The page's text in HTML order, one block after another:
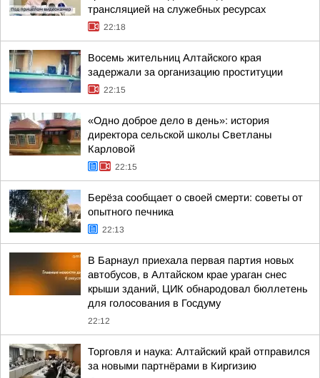
трансляцией на служебных ресурсах
22:18
Восемь жительниц Алтайского края
задержали за организацию проституции
22:15
«Одно доброе дело в день»: история
директора сельской школы Светланы
Карловой
22:15
Берёза сообщает о своей смерти: советы от
опытного печника
22:13
В Барнаул приехала первая партия новых
автобусов, в Алтайском крае ураган снес
крыши зданий, ЦИК обнародовал бюллетень
для голосования в Госдуму
22:12
Торговля и наука: Алтайский край отправился
за новыми партнёрами в Киргизию